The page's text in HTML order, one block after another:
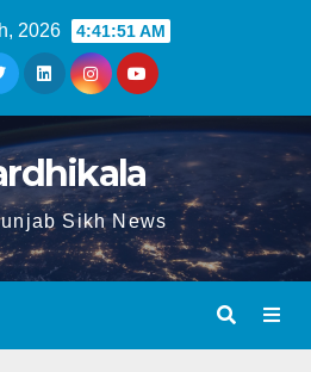
2026 4:41:52 AM
Sikh News